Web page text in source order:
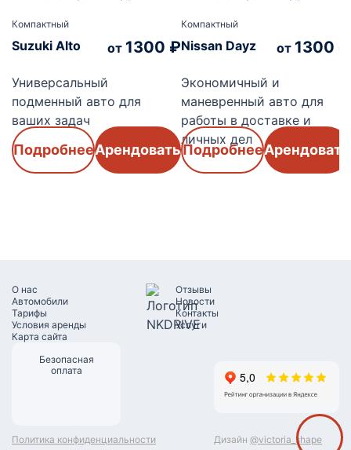
Компактный
Suzuki Alto от 1300 ₽
Универсальный
подменный авто для
ваших задач
ПодробнееАрендовать
Компактный
Nissan Dayz от 1300
Экономичный и
маневренный авто для
работы в доставке и
личных дел
ПодробнееАрендовать
О наc
Автомобили
Тарифы
Условия аренды
Отзывы
Новости
Контакты
Услуги
Карта сайта
Безопасная
оплата
Политика конфиденциальности Дизайн @victoria_shape